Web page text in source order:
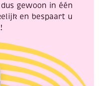
gewoon in één
en bespaart u